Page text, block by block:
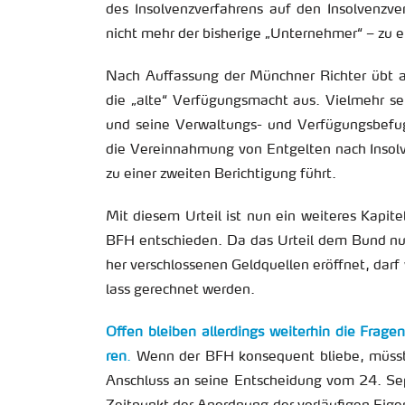
des In­sol­venz­ver­fah­rens auf den
nicht mehr der bis­he­ri­ge „Un­ter­neh­mer“ – zu
Nach Auf­fas­sung der Münch­ner Rich­ter übt
die „alte“ Ver­fü­gungs­macht aus. Viel­mehr
und seine Ver­wal­tungs- und
die Ver­ein­nah­mung von Ent­gel­ten nach
zu einer zwei­ten Be­rich­ti­gung führt.
Mit die­sem Ur­teil ist nun ein wei­te­res
BFH ent­schie­den. Da das Ur­teil dem Bund
her ver­schlos­se­nen Geld­quel­len er­öff­net,
lass ge­rech­net wer­den.
Offen blei­ben al­ler­dings wei­ter­hin die
ren. Wenn der BFH kon­se­quent blie­be,
An­schluss an seine Ent­schei­dung vom 24.